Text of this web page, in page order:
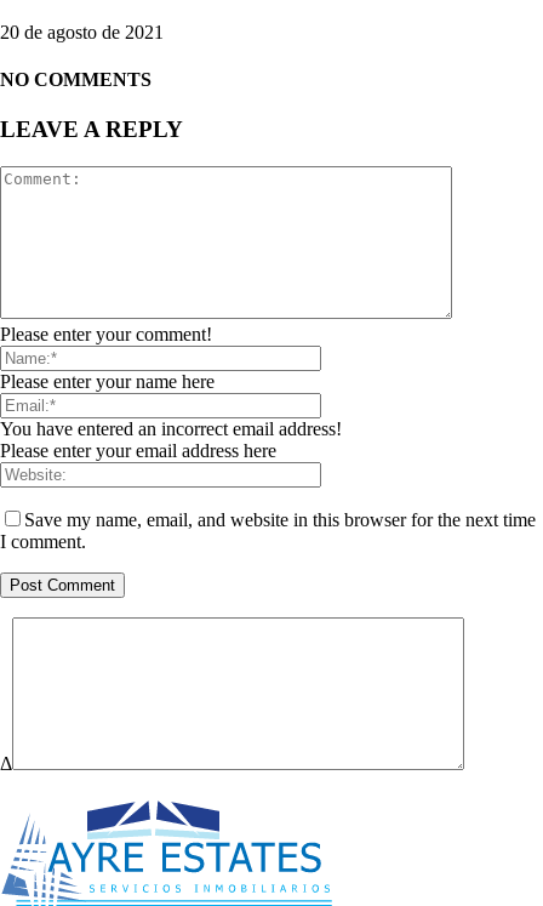
20 de agosto de 2021
NO COMMENTS
LEAVE A REPLY
Please enter your comment!
Please enter your name here
You have entered an incorrect email address!
Please enter your email address here
Save my name, email, and website in this browser for the next time
I comment.
Δ